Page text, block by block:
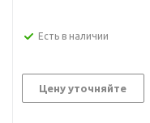
Есть в наличии
Цену уточняйте